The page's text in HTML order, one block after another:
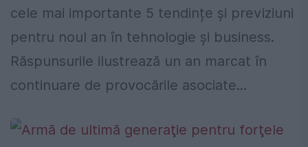
cele mai importante 5 tendințe și previziuni
pentru noul an în tehnologie și business.
Răspunsurile ilustrează un an marcat în
continuare de provocările asociate...